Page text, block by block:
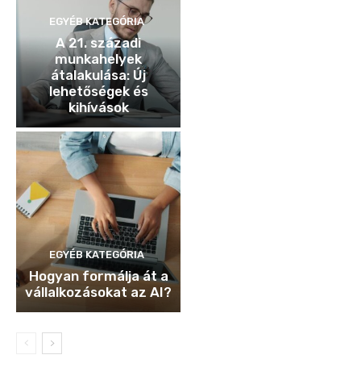
EGYÉB KATEGÓRIA
A 21. századi
munkahelyek
átalakulása: Új
lehetőségek és
kihívások
EGYÉB KATEGÓRIA
Hogyan formálja át a
vállalkozásokat az AI?